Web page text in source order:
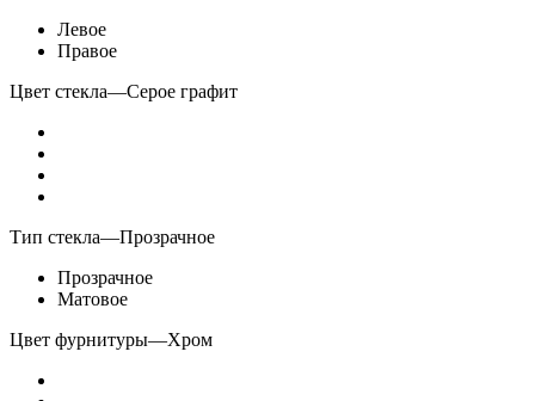
Левое
Правое
Цвет стекла—Серое графит
Тип стекла—Прозрачное
Прозрачное
Матовое
Цвет фурнитуры—Хром